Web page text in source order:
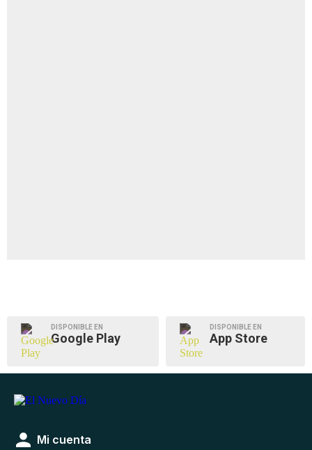
DISPONIBLE EN
Google Play
DISPONIBLE EN
App Store
Mi cuenta